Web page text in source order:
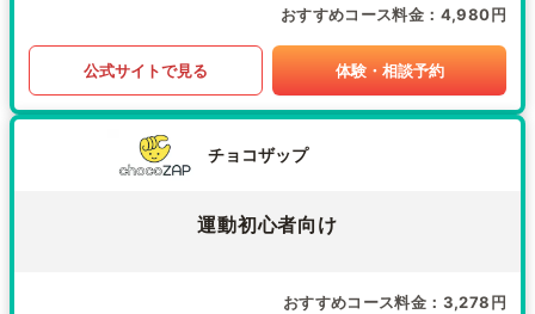
おすすめコース料金 4,980円
公式サイトで見る 体験・相談予約
チョコザップ
運動初心者向け
おすすめコース料金 3,278円